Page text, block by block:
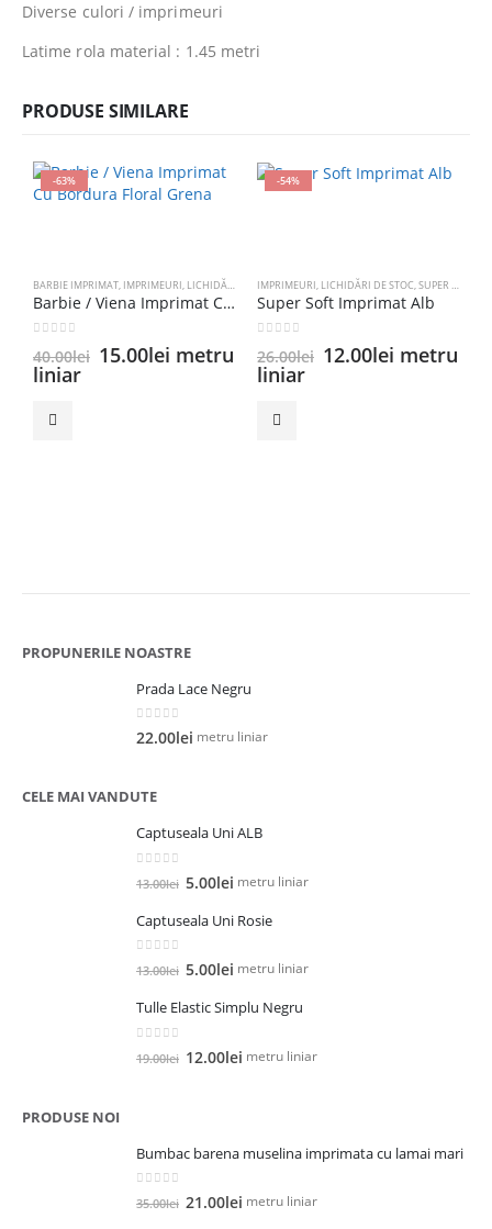
Diverse culori / imprimeuri
Latime rola material : 1.45 metri
PRODUSE SIMILARE
-63%
BARBIE IMPRIMAT, IMPRIMEURI, LICHIDĂRI DE STOC
Barbie / Viena Imprimat Cu Bordura Floral Grena
40.00lei Prețul
15.00lei Prețul
metru
liniar
-54%
IMPRIMEURI, LICHIDĂRI DE STOC,SUPER SOFT IMPRIMAT
Super Soft Imprimat Alb
26.00lei Prețul
12.00lei Prețul
metru
liniar
PROPUNERILE NOASTRE
Prada Lace Negru
0out of 5
22.00lei metru liniar
CELE MAI VANDUTE
Captuseala Uni ALB
out of 5
13.00lei Prețul
a
13.00lei.
5.00lei Prețul
este:
metru liniar
Captuseala Uni Rosie
out of 5
13.00lei Prețul
a
13.00lei.
5.00lei Prețul
este:
metru liniar
Tulle Elastic Simplu Negru
out of 5
19.00lei Prețul
12.00lei Prețul
metru liniar
PRODUSE NOI
Bumbac barena muselina imprimata cu lamai mari
out of 5
35.00lei Prețul
21.00lei Prețul
metru liniar